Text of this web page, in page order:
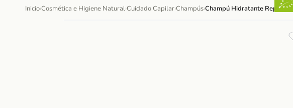
Inicio›Cosmética e Higiene Natural›Cuidado Capilar›Champús›Champú Hidratante Reparador
Ir